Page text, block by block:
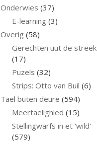
Onderwies (37)
E-learning (3)
Overig (58)
Gerechten uut de streek
(17)
Puzels (32)
Strips: Otto van Buil (6)
Tael buten deure (594)
Meertaelighied (15)
Stellingwarfs in et 'wild'
(579)